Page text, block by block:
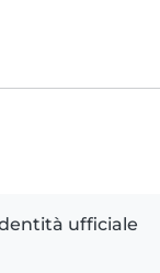
ufficiale